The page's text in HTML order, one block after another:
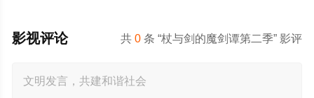
共0 条 “杖与剑的魔剑谭第二季” 影评
影视评论